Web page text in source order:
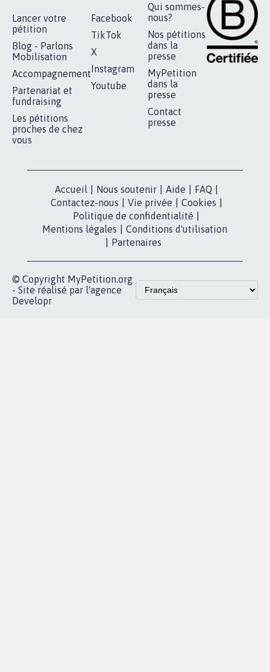
Lancer votre
pétition
Blog - Parlons
Mobilisation
Accompagnement
Partenariat et
fundraising
Les pétitions
proches de chez
vous
Facebook
TikTok
X
Instagram
Youtube
Qui sommes-
nous?
Nos pétitions
dans la
presse
MyPetition
dans la
presse
Contact
presse
Accueil Nous soutenir Aide FAQ
Contactez-nous
Vie privée Cookies
Politique de confidentialité
Mentions légales
Conditions d'utilisation
Partenaires
© Copyright MyPetition.org
- Site réalisé par l'agence
Developr